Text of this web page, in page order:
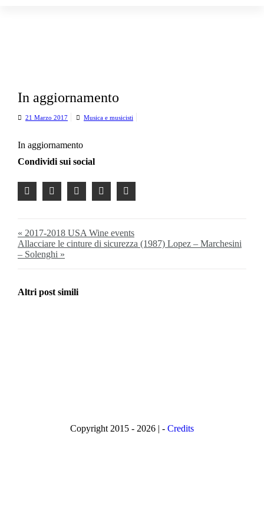
In aggiornamento
21 Marzo 2017 Musica e musicisti
In aggiornamento
Condividi sui social
« 2017-2018 USA Wine events
Allacciare le cinture di sicurezza (1987) Lopez – Marchesini
– Solenghi »
Altri post simili
Copyright 2015 - 2026 | - Credits